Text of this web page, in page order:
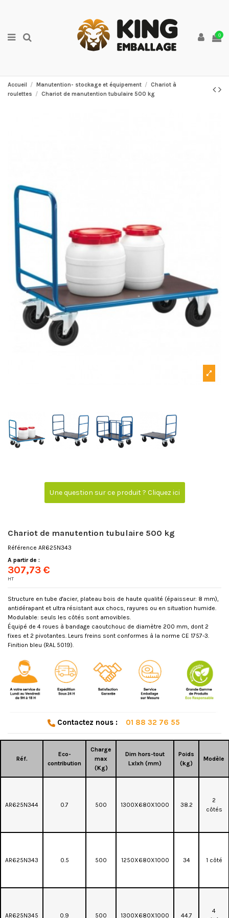
0
Accueil Manutention- stockage et équipement
Chariot à
roulettes
Chariot de manutention tubulaire 500 kg
Une question sur ce produit ? Cliquez ici
Chariot de manutention tubulaire 500 kg
Référence AR625N343
A partir de :
307,73 €
HT
Structure en tube d'acier, plateau bois de haute qualité (épaisseur: 8 mm),
antidérapant et ultra résistant aux chocs, rayures ou en situation humide.
Modulable: seuls les côtés sont amovibles.
Équipé de 4 roues à bandage caoutchouc de diamètre 200 mm, dont 2
fixes et 2 pivotantes. Leurs freins sont conformes à la norme CE 1757-3.
Finition bleu (RAL 5019).
Contactez nous : 01 88 32 76 55
Réf.
Eco-
contribution
Charge
max
(Kg)
Dim hors-tout
Lxlxh (mm)
Poids
(kg)
Modèle
AR625N344 0.7 500 1300X680X1000 38.2
2
côtés
AR625N343 0.5 500 1250X680X1000 34 1 côté
AR625N345 0.9 500 1300X680X1000 44.7
4